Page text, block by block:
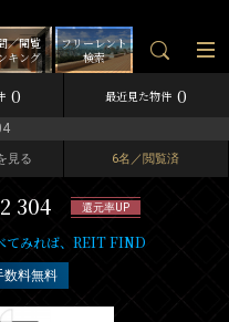
フリーレント
検索
／閲覧
キング
0 最近見た物件 0
見る 6名／閲覧済
304 還元率UP
てみれば、REIT FIND
数料無料